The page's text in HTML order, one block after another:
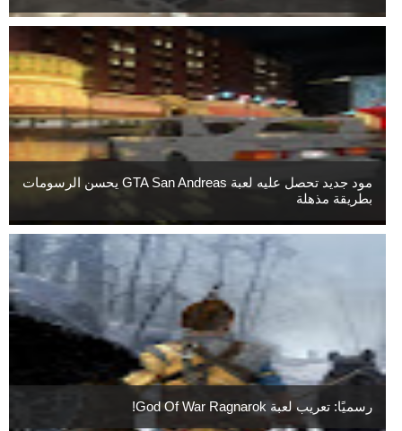
مود جديد تحصل عليه لعبة GTA San Andreas يحسن الرسومات
بطريقة مذهلة
رسميًا: تعريب لعبة God Of War Ragnarok!